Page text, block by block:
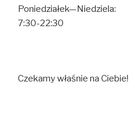
Poniedziałek—Niedziela:
7:30-22:30
Czekamy właśnie na Ciebie!